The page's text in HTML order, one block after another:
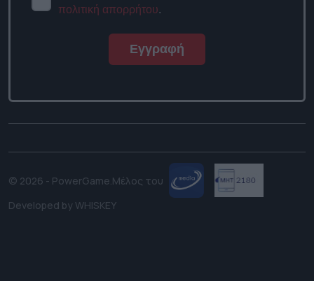
πολιτική απορρήτου.
Εγγραφή
© 2026 - PowerGame. Μέλος του
Developed by WHISKEY